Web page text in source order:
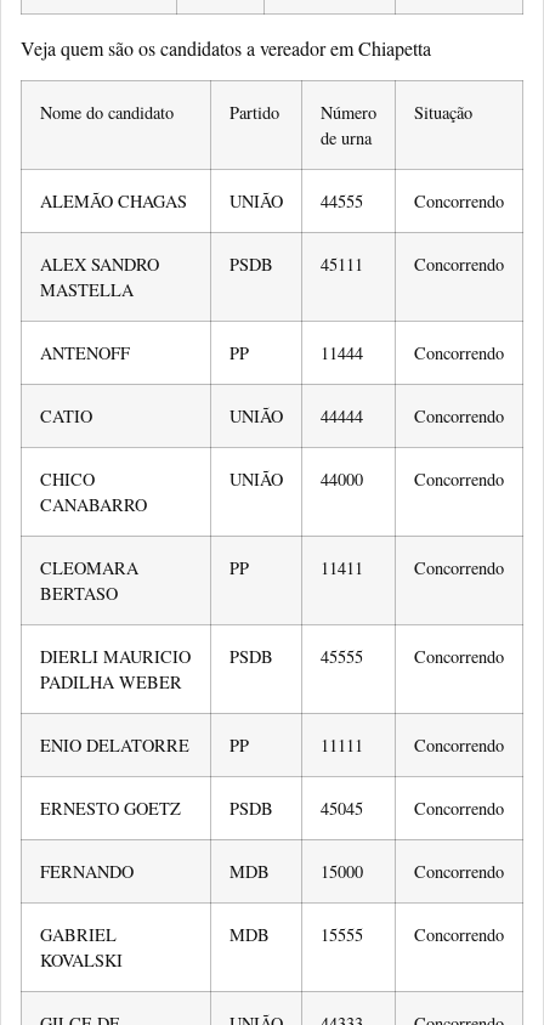
Veja quem são os candidatos a vereador em Chiapetta
Nome do candidato Partido
Número
de urna
Situação
ALEMÃO CHAGAS UNIÃO 44555 Concorrendo
ALEX SANDRO
MASTELLA
PSDB 45111 Concorrendo
ANTENOFF PP 11444 Concorrendo
CATIO UNIÃO 44444 Concorrendo
CHICO
CANABARRO
UNIÃO 44000 Concorrendo
CLEOMARA
BERTASO
PP 11411 Concorrendo
DIERLI MAURICIO
PADILHA WEBER
PSDB 45555 Concorrendo
ENIO DELATORRE PP 11111 Concorrendo
ERNESTO GOETZ PSDB 45045 Concorrendo
FERNANDO MDB 15000 Concorrendo
GABRIEL
KOVALSKI
MDB 15555 Concorrendo